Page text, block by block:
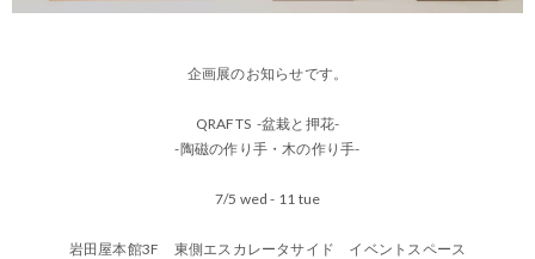
企画展のお知らせです。
QRAFTS -盆栽と押花-
-陶磁の作り手・木の作り手-
7/5 wed - 11 tue
岩田屋本館3F 東側エスカレータサイド イベントスペース